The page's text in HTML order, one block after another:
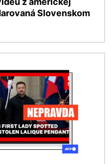
Slovenskom